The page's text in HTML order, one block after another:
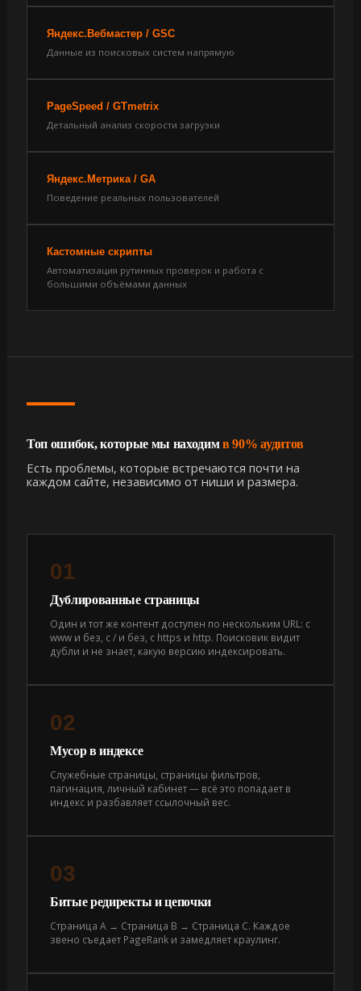
Яндекс.Вебмастер / GSC
Данные из поисковых систем напрямую
PageSpeed / GTmetrix
Детальный анализ скорости загрузки
Яндекс.Метрика / GA
Поведение реальных пользователей
Кастомные скрипты
Автоматизация рутинных проверок и работа с
большими объёмами данных
Топ ошибок, которые мы находимв 90% аудитов
Есть проблемы, которые встречаются почти на
каждом сайте, независимо от ниши и размера.
01
Дублированные страницы
Один и тот же контент доступен по нескольким URL: с
www и без, с / и без, с https и http. Поисковик видит
дубли и не знает, какую версию индексировать.
02
Мусор в индексе
Служебные страницы, страницы фильтров,
пагинация, личный кабинет — всё это попадает в
индекс и разбавляет ссылочный вес.
03
Битые редиректы и цепочки
Страница A → Страница B → Страница C. Каждое
звено съедает PageRank и замедляет краулинг.